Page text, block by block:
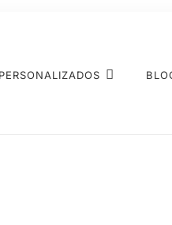
PERSONALIZADOS